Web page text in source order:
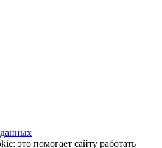
это помогает сайту работать